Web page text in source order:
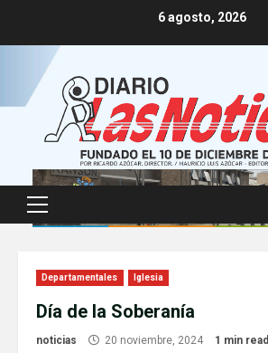
6 agosto, 2026
Primary
Menu
Departamentales Iglesia
Día de la Soberanía
noticias 20 noviembre, 2024 1 min read